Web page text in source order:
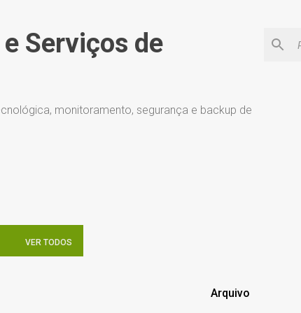
Serviços de
monitoramento, segurança e backup de
VER TODOS
Arquivo